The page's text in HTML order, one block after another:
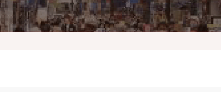
「大村はメニューが多い